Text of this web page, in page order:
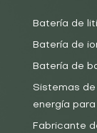
Batería de
Batería de
Batería de
Sistemas
energía
Fabricante